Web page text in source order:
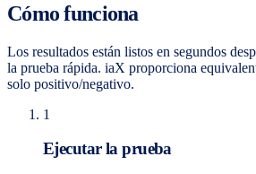
Cómo funciona
Los resultados están listos en segundos
la prueba rápida. iaX proporciona
solo positivo/negativo.
1
Ejecutar la prueba